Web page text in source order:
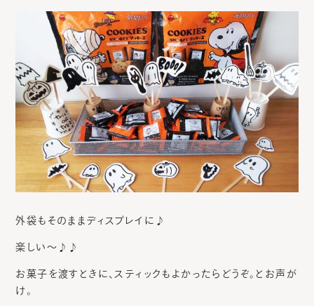
外袋もそのままディスプレイに♪
楽しい～♪♪
お菓子を渡すときに、スティックもよかったらどうぞ。とお声が
け。